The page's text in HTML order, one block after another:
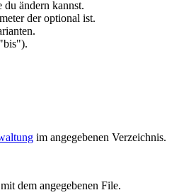
du ändern kannst.
der optional ist.
"bis").
im angegebenen Verzeichnis.
dem angegebenen File.